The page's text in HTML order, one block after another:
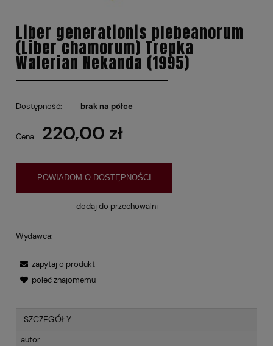
Liber generationis plebeanorum
(Liber chamorum) Trepka
Walerian Nekanda (1995)
Dostępność: brak na półce
Cena: 220,00 zł
POWIADOM O DOSTĘPNOŚCI
dodaj do przechowalni
Wydawca: -
zapytaj o produkt
poleć znajomemu
SZCZEGÓŁY
autor